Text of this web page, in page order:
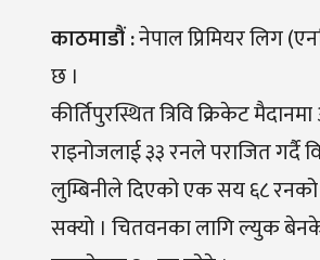
काठमाडौं :नेपाल प्रिमियर लिग
छ ।
कीर्तिपुरस्थित त्रिवि क्रिकेट
राइनोजलाई ३३ रनले पराजित गर्दै
लुम्बिनीले दिएको एक सय ६८
सक्यो । चितवनका लागि ल्युक